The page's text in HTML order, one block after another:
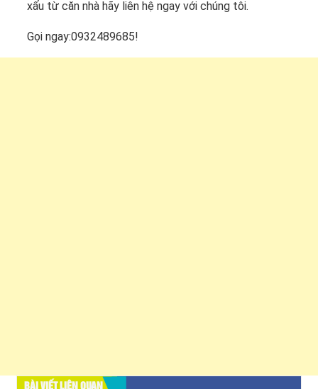
xấu từ căn nhà hãy liên hệ ngay với chúng tôi.
Gọi ngay:0932489685!
BÀI VIẾT LIÊN QUAN